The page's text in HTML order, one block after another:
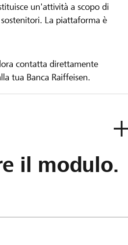
un'attività a scopo di
La piattaforma è
contatta direttamente
tua Banca Raiffeisen.
il modulo.